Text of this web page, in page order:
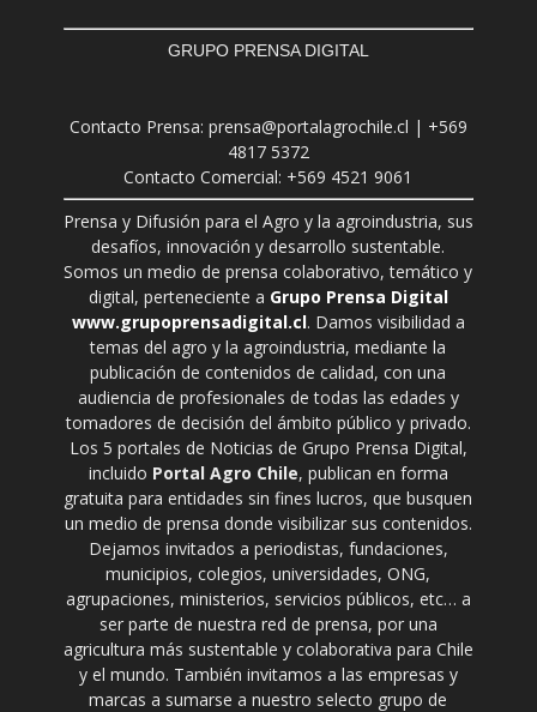
GRUPO PRENSA DIGITAL
Contacto Prensa: prensa@portalagrochile.cl | +569
4817 5372
Contacto Comercial: +569 4521 9061
Prensa y Difusión para el Agro y la agroindustria, sus
desafíos, innovación y desarrollo sustentable.
Somos un medio de prensa colaborativo, temático y
digital, perteneciente a Grupo Prensa Digital
www.grupoprensadigital.cl. Damos visibilidad a
temas del agro y la agroindustria, mediante la
publicación de contenidos de calidad, con una
audiencia de profesionales de todas las edades y
tomadores de decisión del ámbito público y privado.
Los 5 portales de Noticias de Grupo Prensa Digital,
incluido Portal Agro Chile, publican en forma
gratuita para entidades sin fines lucros, que busquen
un medio de prensa donde visibilizar sus contenidos.
Dejamos invitados a periodistas, fundaciones,
municipios, colegios, universidades, ONG,
agrupaciones, ministerios, servicios públicos, etc… a
ser parte de nuestra red de prensa, por una
agricultura más sustentable y colaborativa para Chile
y el mundo. También invitamos a las empresas y
marcas a sumarse a nuestro selecto grupo de